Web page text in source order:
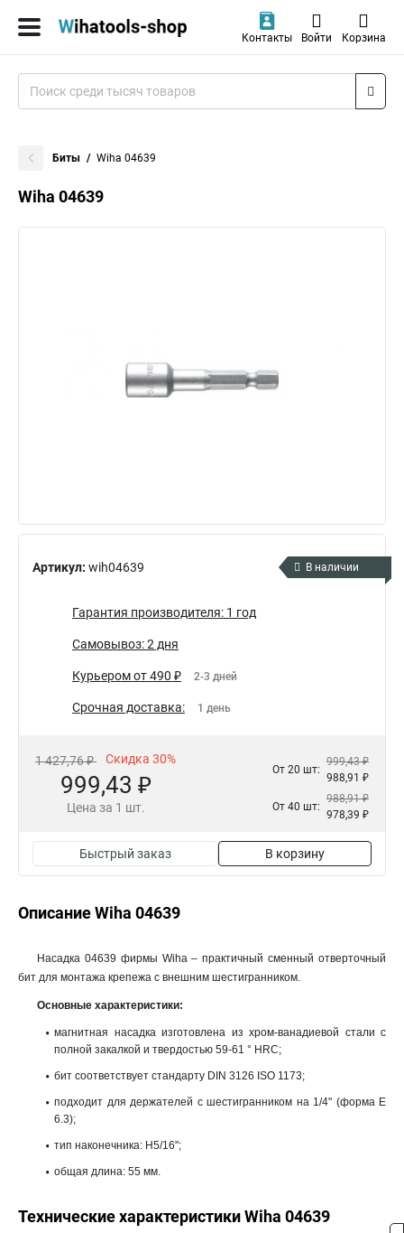
Контакты Войти Корзина
Биты Wiha 04639
Wiha 04639
Артикул: wih04639 В наличии
Гарантия производителя: 1 год
Самовывоз: 2 дня
Курьером от 490 ₽ 2-3 дней
Срочная доставка: 1 день
1 427,76 ₽ Скидка 30%
999,43 ₽
Цена за 1 шт.
От 20 шт:
999,43 ₽
988,91 ₽
От 40 шт:
988,91 ₽
978,39 ₽
Быстрый заказ В корзину
Описание Wiha 04639
Насадка 04639 фирмы Wiha – практичный сменный отверточный
бит для монтажа крепежа с внешним шестигранником.
Основные характеристики:
магнитная насадка изготовлена из хром-ванадиевой стали с
полной закалкой и твердостью 59-61 ° HRC;
бит соответствует стандарту DIN 3126 ISO 1173;
подходит для держателей с шестигранником на 1/4" (форма E
6.3);
тип наконечника: H5/16";
общая длина: 55 мм.
Технические характеристики Wiha 04639